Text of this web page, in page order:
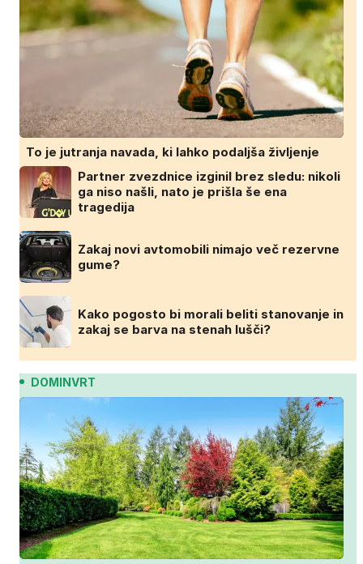
To je jutranja navada, ki lahko podaljša življenje
Partner zvezdnice izginil brez sledu: nikoli
ga niso našli, nato je prišla še ena
tragedija
Zakaj novi avtomobili nimajo več rezervne
gume?
Kako pogosto bi morali beliti stanovanje in
zakaj se barva na stenah lušči?
DOMINVRT